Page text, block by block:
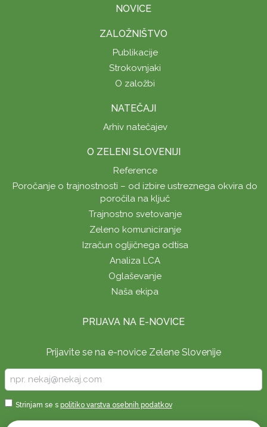
NOVICE
ZALOŽNIŠTVO
Publikacije
Strokovnjaki
O založbi
NATEČAJI
Arhiv natečajev
O ZELENI SLOVENIJI
Reference
Poročanje o trajnostnosti – od izbire ustreznega okvira do
poročila na ključ
Trajnostno svetovanje
Zeleno komuniciranje
Izračun ogljičnega odtisa
Analiza LCA
Oglaševanje
Naša ekipa
PRIJAVA NA E-NOVICE
Prijavite se na e-novice Zelene Slovenije
e-
Sprejmi
*
Strinjam se s politiko varstva osebnih podatkov